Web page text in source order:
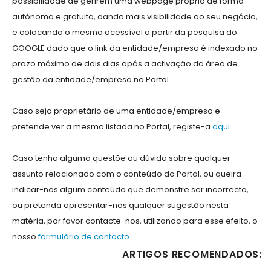
autónoma e gratuita, dando mais visibilidade ao seu negócio,
e colocando o mesmo acessível a partir da pesquisa do
GOOGLE dado que o link da entidade/empresa é indexado no
prazo máximo de dois dias após a activação da área de
gestão da entidade/empresa no Portal.
Caso seja proprietário de uma entidade/empresa e
pretende ver a mesma listada no Portal, registe-a aqui.
Caso tenha alguma questõe ou dúvida sobre qualquer
assunto relacionado com o conteúdo do Portal, ou queira
indicar-nos algum conteúdo que demonstre ser incorrecto,
ou pretenda apresentar-nos qualquer sugestão nesta
matéria, por favor contacte-nos, utilizando para esse efeito, o
nossoformulário de contacto
ARTIGOS RECOMENDADOS: